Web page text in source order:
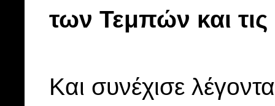
των Τεμπών και
Και συνέχισε